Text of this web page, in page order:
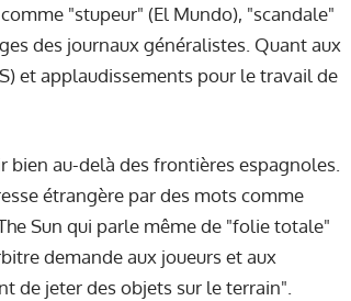
"stupeur" (El Mundo), "scandale"
des journaux généralistes. Quant aux
et applaudissements pour le travail de
au-delà des frontières espagnoles.
étrangère par des mots comme
Sun qui parle même de "folie totale"
demande aux joueurs et aux
de jeter des objets sur le terrain".